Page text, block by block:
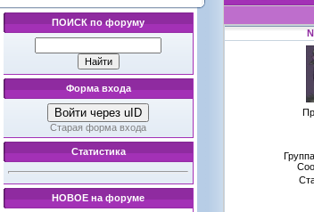
ПОИСК по форуму
Форма входа
Войти через uID
Старая форма входа
Статистика
НОВОЕ на форуме